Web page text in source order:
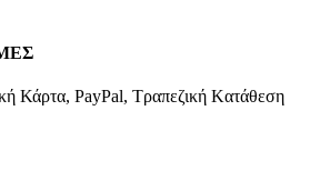
Κάρτα, PayPal, Τραπεζική Kατάθεση